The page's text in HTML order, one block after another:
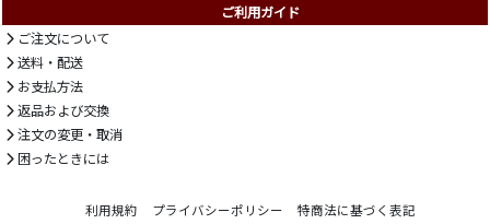
ご利用ガイド
ご注文について
送料・配送
お支払方法
返品および交換
注文の変更・取消
困ったときには
利用規約 プライバシーポリシー 特商法に基づく表記